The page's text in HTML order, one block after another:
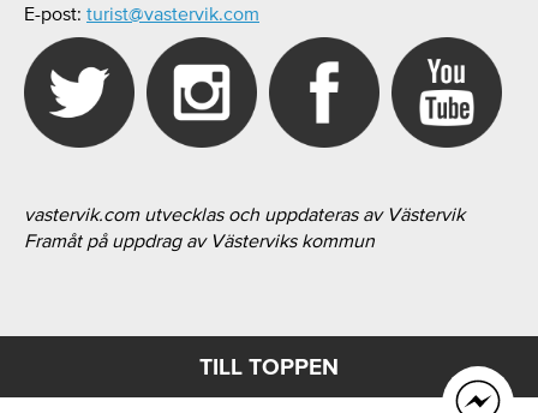
E-post: turist@vastervik.com
vastervik.com utvecklas och uppdateras av Västervik
Framåt på uppdrag av Västerviks kommun
TILL TOPPEN